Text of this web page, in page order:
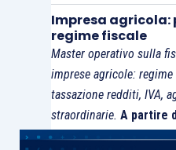
Impresa
regime fiscale
Master operativo sulla
imprese agricole:
tassazione redditi, IVA,
straordinarie. A partire